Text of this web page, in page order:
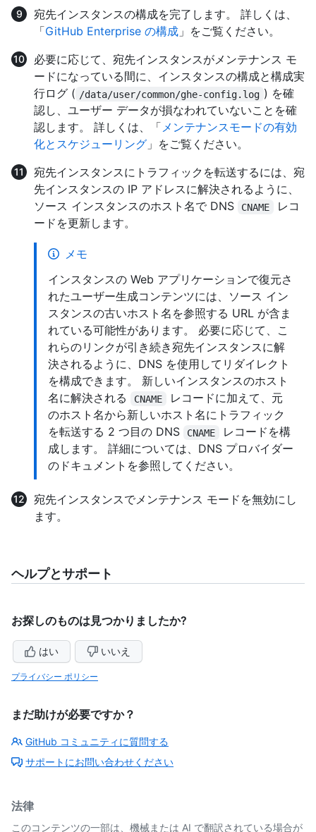
宛先インスタンスの構成を完了します。 詳しくは、
「GitHub Enterprise の構成 」をご覧ください。
必要に応じて、宛先インスタンスがメンテナンス モ
ードになっている間に、インスタンスの構成と構成実
行ログ ( /data/user/common/ghe-config.log ) を確
認し、ユーザー データが損なわれていないことを確
認します。 詳しくは、「メンテナンスモードの有効
化とスケジューリング 」をご覧ください。
宛先インスタンスにトラフィックを転送するには、宛
先インスタンスの IP アドレスに解決されるように、
ソース インスタンスのホスト名で DNS
CNAME
レコ
ードを更新します。
メモ
インスタンスの Web アプリケーションで復元さ
れたユーザー生成コンテンツには、ソース イン
スタンスの古いホスト名を参照する URL が含ま
れている可能性があります。 必要に応じて、こ
れらのリンクが引き続き宛先インスタンスに解
決されるように、DNS を使用してリダイレクト
を構成できます。 新しいインスタンスのホスト
名に解決される
CNAME
レコードに加えて、元
のホスト名から新しいホスト名にトラフィック
を転送する 2 つ目の DNS
CNAME
レコードを構
成します。 詳細については、DNS プロバイダー
のドキュメントを参照してください。
宛先インスタンスでメンテナンス モードを無効にし
ます。
ヘルプとサポート
お探しのものは見つかりましたか?
はい いいえ
プライバシー ポリシー
まだ助けが必要ですか？
GitHub コミュニティに質問する
サポートにお問い合わせください
法律
このコンテンツの一部は、機械または AI で翻訳されている場合が